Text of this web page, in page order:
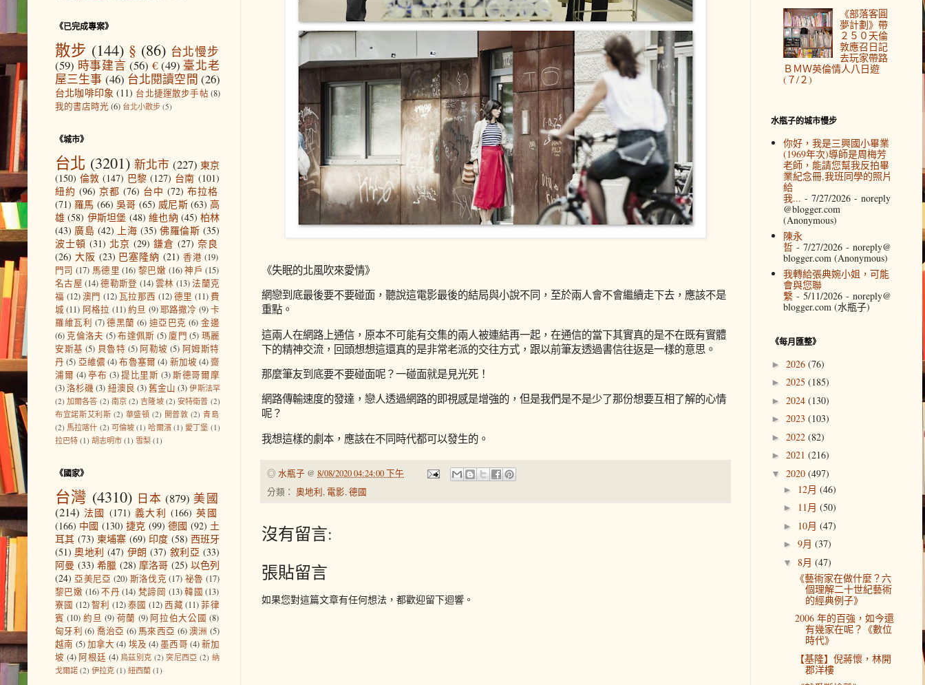
《失眠的北風吹來愛情》
網戀到底最後要不要碰面，聽說這電影最後的結局與小說不同，至於兩人會不會繼續走下去，應該不是
重點。
這兩人在網路上通信，原本不可能有交集的兩人被連結再一起，在通信的當下其實真的是不在既有實體
下的精神交流，回頭想想這還真的是非常老派的交往方式，跟以前筆友透過書信往返是一樣的意思。
那麼筆友到底要不要碰面呢？一碰面就是見光死！
網路傳輸速度的發達，戀人透過網路的即視感是增強的，但是我們是不是少了那份想要互相了解的心情
呢？
我想這樣的劇本，應該在不同時代都可以發生的。
◎ 水瓶子 @ 8/08/2020 04:24:00 下午
分類： 奧地利, 電影,德國
沒有留言:
張貼留言
如果您對這篇文章有任何想法，都歡迎留下迴響。
《已完成專案》
散步 (144) § (86) 台北慢步
(59) 時事建言 (56) € (49) 臺北老
屋三生事 (46) 台北閱讀空間 (26)
台北咖啡印象 (11) 台北捷運散步手帖 (8)
我的書店時光 (6) 台北小散步 (5)
《城市》
台北 (3201) 新北市 (227) 東京
(150) 倫敦 (147) 巴黎 (127) 台南 (101)
紐約 (96) 京都 (76) 台中 (72) 布拉格
(71) 羅馬 (66) 吳哥 (65) 威尼斯 (63) 高
雄 (58) 伊斯坦堡 (48) 維也納 (45) 柏林
(43) 廣島 (42) 上海 (35) 佛羅倫斯 (35)
波士頓 (31) 北京 (29) 鎌倉 (27) 奈良
(26) 大阪 (23) 巴塞隆納 (21) 香港 (19)
門司 (17) 馬德里 (16) 黎巴嫩 (16) 神戶 (15)
名古屋 (14) 德勒斯登 (14)雲林 (13)法蘭克
福 (12) 澳門 (12)瓦拉那西 (12) 德里 (11) 費
城 (11) 阿格拉 (11)約旦 (9) 耶路撒冷 (9)卡
羅維瓦利 (7) 德黑蘭 (6) 迪亞巴克 (6) 金邊
(6) 克倫洛夫 (5)布達佩斯 (5) 廈門 (5) 瑪麗
安斯基 (5) 貝魯特 (5) 阿勒坡 (5) 阿姆斯特
丹 (5) 亞維儂 (4) 布魯塞爾 (4) 新加坡 (4) 齋
浦爾 (4) 亭布 (3) 提比里斯 (3) 斯德哥爾摩
(3)洛杉磯 (3) 紐澳良 (3)舊金山 (3) 伊斯法罕
(2) 加爾各答 (2) 南京 (2) 吉隆坡 (2) 安特衛普 (2)
布宜諾斯艾利斯 (2) 華盛頓 (2) 開普敦 (2) 青島
(2) 馬拉喀什 (2) 可倫坡 (1) 哈爾濱 (1) 愛丁堡 (1)
拉巴特 (1) 胡志明市 (1) 雪梨 (1)
《國家》
台灣 (4310) 日本 (879) 美國
(214) 法國 (171) 義大利 (166) 英國
(166) 中國 (130) 捷克 (99) 德國 (92) 土
耳其 (73) 柬埔寨 (69) 印度 (58) 西班牙
(51) 奧地利 (47) 伊朗 (37) 敘利亞 (33)
阿曼 (33) 希臘 (28) 摩洛哥 (25) 以色列
(24) 亞美尼亞 (20) 斯洛伐克 (17) 祕魯 (17)
黎巴嫩 (16) 不丹 (14) 梵諦岡 (13) 韓國 (13)
寮國 (12)智利 (12)泰國 (12)西藏 (11) 菲律
賓 (10) 約旦 (9) 荷蘭 (9) 阿拉伯大公國 (8)
匈牙利 (6) 喬治亞 (6) 馬來西亞 (6)澳洲 (5)
越南 (5) 加拿大 (4) 埃及 (4)墨西哥 (4)新加
坡 (4) 阿根廷 (4) 烏茲別克 (2) 突尼西亞 (2) 納
戈爾諾 (2) 伊拉克 (1) 紐西蘭 (1)
《部落客圓
夢計劃》帶
２５０天倫
敦應召日記
去玩家帶路
ＢＭＷ英倫情人八日遊
(７/２)
水瓶子的城市慢步
你好，我是三興國小畢業
(1969年次)導師是周梅芳
老師，能請您幫我反拍畢
業紀念冊,我班同學的照片
給
我... - 7/27/2026- noreply
@blogger.com
(Anonymous)
陳永
哲- 7/27/2026- noreply@
blogger.com (Anonymous)
我轉給張典婉小姐，可能
會與您聯
繫- 5/11/2026- noreply@
blogger.com (水瓶子)
《每月匯整》
► 2026 (76)
► 2025 (185)
► 2024 (130)
► 2023 (103)
► 2022 (82)
► 2021 (216)
▼ 2020 (497)
► 12月 (46)
► 11月 (50)
► 10月 (47)
► 9月 (37)
▼ 8月 (47)
《藝術家在做什麼？六
個理解二十世紀藝術
的經典例子》
2006 年的百強，如今還
有幾家在呢？《數位
時代》
【基隆】倪蔣懷，林開
郡洋樓